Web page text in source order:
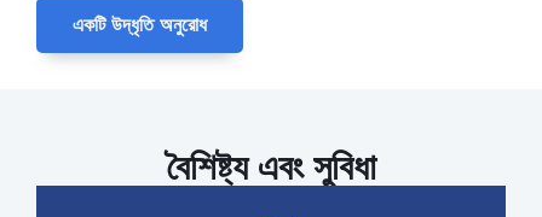
একটি উদ্ধৃতি অনুরোধ
বৈশিষ্ট্য এবং সুবিধা